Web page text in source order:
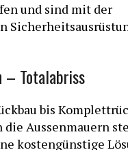
und sind mit der
Totalabriss
bis
die Aussenmauern
kostengünstige